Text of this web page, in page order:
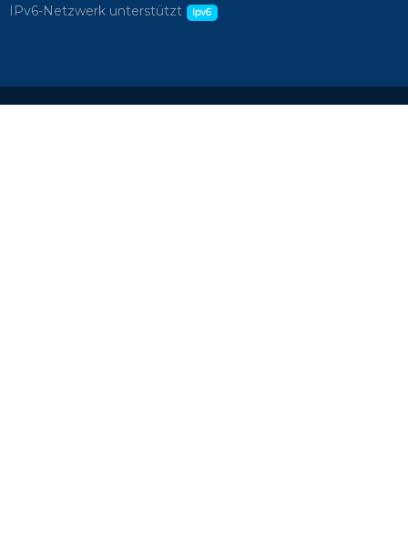
IPv6-Netzwerk unterstützt